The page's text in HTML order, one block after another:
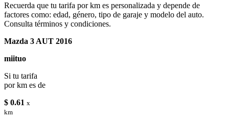
Recuerda que tu tarifa por km es personalizada y depende de
factores como: edad, género, tipo de garaje y modelo del auto.
Consulta términos y condiciones.
Mazda 3 AUT 2016
miituo
Si tu tarifa
por km es de
$ 0.61 x
km